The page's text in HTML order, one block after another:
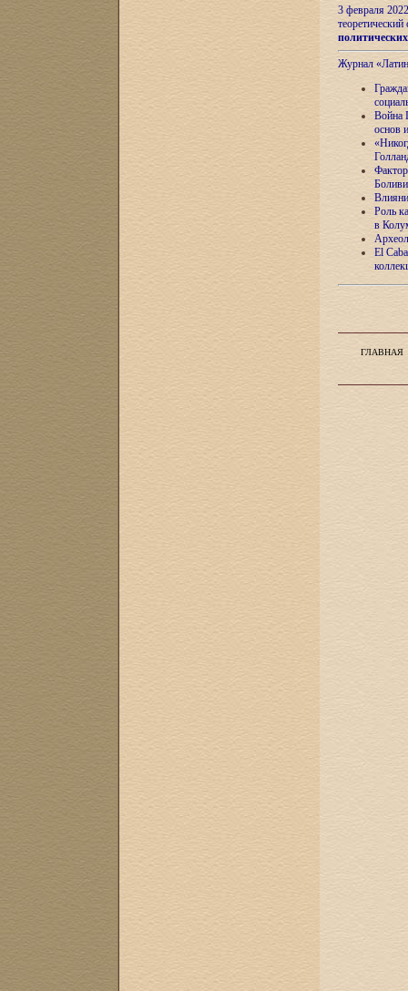
3 февраля
теоретический
Журнал
Война
основ
Роль
в
El
ГЛАВНАЯ